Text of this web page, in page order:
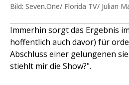
Bild: Seven.One/ Florida TV/ Julian
Immerhin sorgt das Ergebnis
hoffentlich auch davor) für
Abschluss einer gelungenen
stiehlt mir die Show?".